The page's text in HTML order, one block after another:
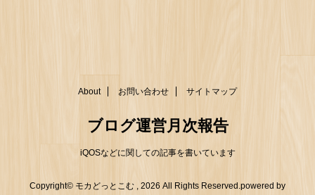
About お問い合わせ サイトマップ
ブログ運営月次報告
iQOSなどに関しての記事を書いています
Copyright© モカどっとこむ , 2026 All Rights Reserved.powered by